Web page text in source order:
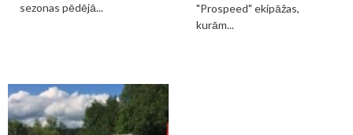
sezonas pēdējā...
"Prospeed" ekipāžas,
kurām...